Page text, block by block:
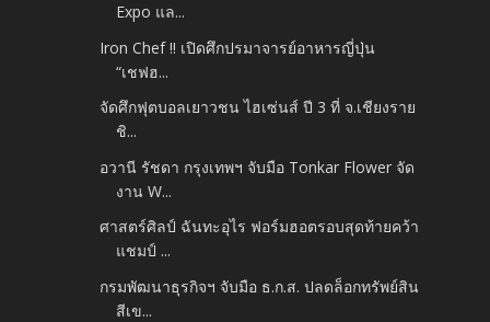
Expo แล...
Iron Chef !! เปิดศึกปรมาจารย์อาหารญี่ปุ่น
“เชฟฮ...
จัดศึกฟุตบอลเยาวชน ไฮเซ่นส์ ปี 3 ที่ จ.เชียงราย
ชิ...
อวานี รัชดา กรุงเทพฯ จับมือ Tonkar Flower จัด
งาน W...
ศาสตร์ศิลป์ ฉันทะอุไร ฟอร์มฮอตรอบสุดท้ายคว้า
แชมป์ ...
กรมพัฒนาธุรกิจฯ จับมือ ธ.ก.ส. ปลดล็อกทรัพย์สิน
สีเข...